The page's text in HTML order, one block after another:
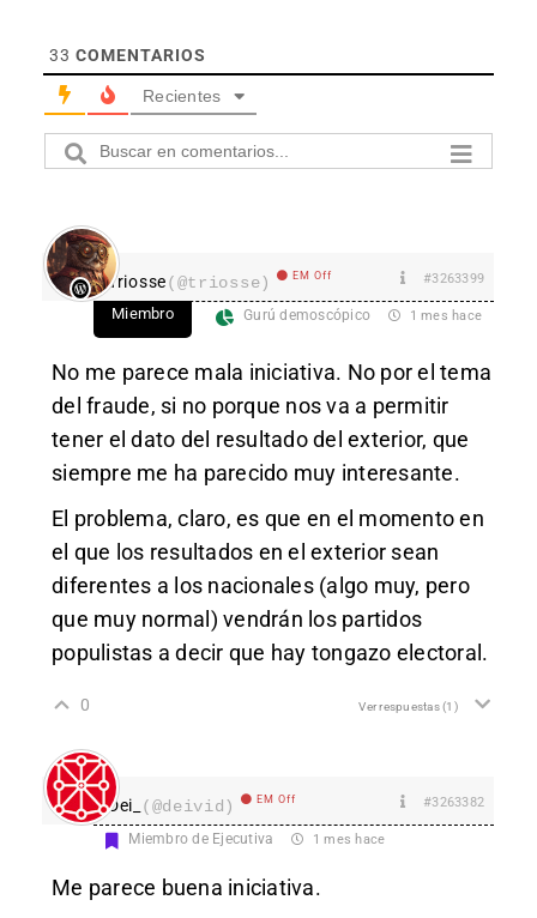
33 COMENTARIOS
Recientes
Triosse(@triosse) EM Off #3263399
Miembro Gurú demoscópico 1 mes hace
No me parece mala iniciativa. No por el tema
del fraude, si no porque nos va a permitir
tener el dato del resultado del exterior, que
siempre me ha parecido muy interesante.
El problema, claro, es que en el momento en
el que los resultados en el exterior sean
diferentes a los nacionales (algo muy, pero
que muy normal) vendrán los partidos
populistas a decir que hay tongazo electoral.
0 Ver respuestas(1)
Dei_ (@deivid) EM Off #3263382
Miembro de Ejecutiva 1 mes hace
Me parece buena iniciativa.